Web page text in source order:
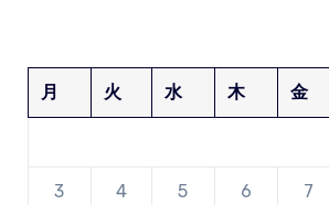
月 火 水 木 金
3 4 5 6 7